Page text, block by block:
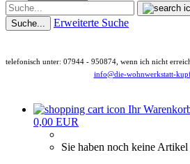
Suche... Erweiterte Suche
telefonisch unter: 07944 - 950874, wenn ich nicht
info@die-wohnwerkstatt-
Ihr
0,00 EUR
Sie haben noch keine